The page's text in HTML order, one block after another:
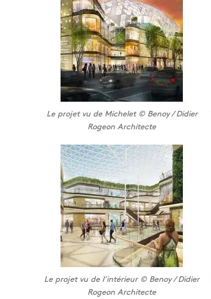
Le projet vu de Michelet © Benoy / Didier
Rogeon Architecte
Le projet vu de l’intérieur © Benoy / Didier
Rogeon Architecte